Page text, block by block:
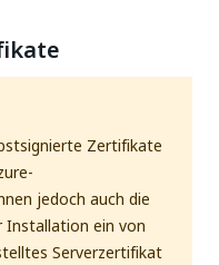
Zertifikate
jedoch auch die
Installation ein von
Serverzertifikat